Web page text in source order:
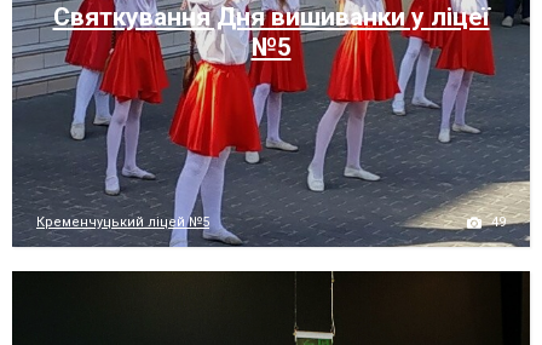
Святкування Дня вишиванки у ліцеї
№5
Кременчуцький ліцей №5 49